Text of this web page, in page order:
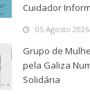
Cuidador
05 Agosto 2026
Grupo de
pela Galiza
Solidária